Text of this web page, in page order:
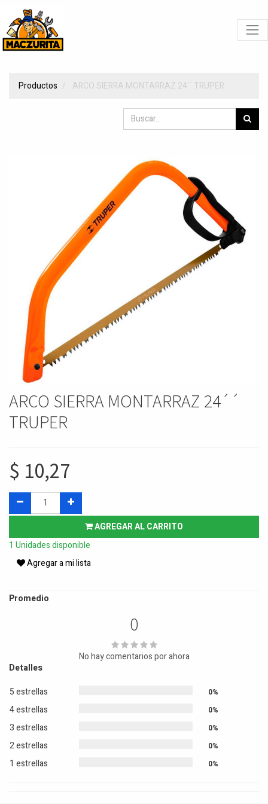
Productos ARCO SIERRA MONTARRAZ 24´´ TRUPER
ARCO SIERRA MONTARRAZ 24´´
TRUPER
$ 10,27
AGREGAR AL CARRITO
1 Unidades disponible
Agregar a mi lista
Promedio
0
No hay comentarios por ahora
Detalles
5 estrellas
0%
4 estrellas 0%
3 estrellas 0%
2 estrellas 0%
1 estrellas 0%